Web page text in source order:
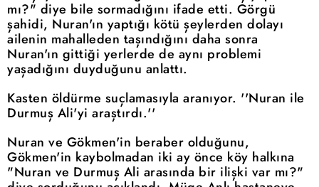
mı?" diye bile sormadığını ifade etti. Görgü
şahidi, Nuran'ın yaptığı kötü şeylerden dolayı
ailenin mahalleden taşındığını daha sonra
Nuran'ın gittiği yerlerde de aynı problemi
yaşadığını duyduğunu anlattı.
Kasten öldürme suçlamasıyla aranıyor. ''Nuran ile
Durmuş Ali'yi araştırdı.''
Nuran ve Gökmen'in beraber olduğunu,
Gökmen'in kaybolmadan iki ay önce köy halkına
"Nuran ve Durmuş Ali arasında bir ilişki var mı?"